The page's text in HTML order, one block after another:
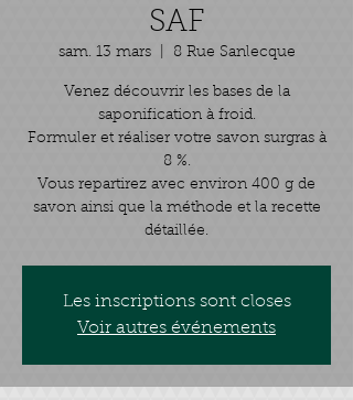
SAF
sam. 13 mars
  |
8 Rue Sanlecque
Venez découvrir les bases de la
saponification à froid.
Formuler et réaliser votre savon surgras à
8 %.
Vous repartirez avec environ 400 g de
savon ainsi que la méthode et la recette
détaillée.
Les inscriptions sont closes
Voir autres événements